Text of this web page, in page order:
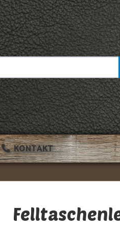
KONTAKT